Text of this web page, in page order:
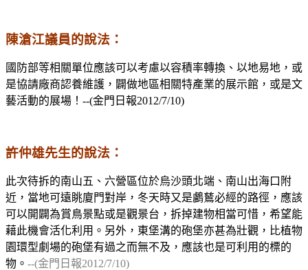
陳滄江議員的說法：
國防部等相關單位應該可以考慮以容積率轉換、以地易地，或
是協請廠商認養維護，闢做地區相關特產業的展示館，或是文
藝活動的展場！--(金門日報2012/7/10)
許仲雄先生的說法：
此次待拆的南山五、六營區位於烏沙頭北端、南山出海口附
近，當地可遠眺廈門對岸，冬天時又是鸕鶿必經的路徑，應該
可以開闢為賞鳥景點或是觀景台，拆掉建物相當可惜，希望能
藉此機會活化利用。另外，東堡溝的砲堡亦甚為壯觀，比植物
園環型劇場的砲堡有過之而無不及，應該也是可利用的標的
物。 --(金門日報2012/7/10)